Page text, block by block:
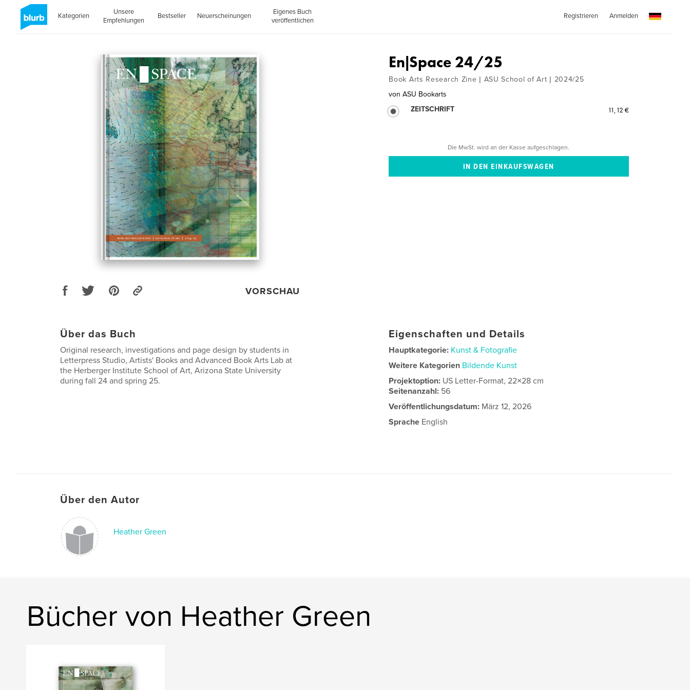
Kategorien
Unsere
Empfehlungen
Bestseller Neuerscheinungen
Eigenes Buch
veröffentlichen
Registrieren Anmelden
VORSCHAU
En|Space 24/25
Book Arts Research Zine | ASU School of Art | 2024/25
von ASU Bookarts
ZEITSCHRIFT
11,12 €
Die MwSt. wird an der Kasse aufgeschlagen.
Über das Buch
Original research, investigations and page design by students in
Letterpress Studio, Artists' Books and Advanced Book Arts Lab at
the Herberger Institute School of Art, Arizona State University
during fall 24 and spring 25.
Eigenschaften und Details
Hauptkategorie: Kunst & Fotografie
Weitere Kategorien Bildende Kunst
Projektoption: US Letter-Format, 22×28 cm
Seitenanzahl: 56
Veröffentlichungsdatum: März 12, 2026
Sprache English
Über den Autor
Heather Green
Bücher von Heather Green